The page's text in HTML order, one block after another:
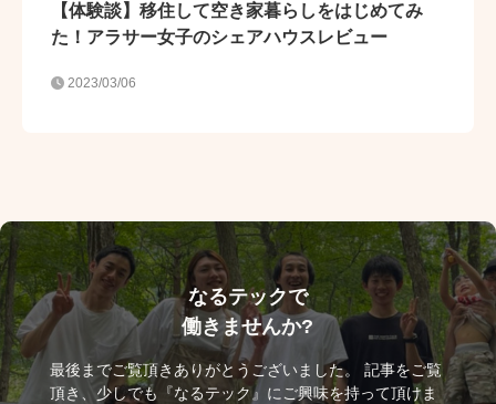
【体験談】移住して空き家暮らしをはじめてみ
た！アラサー女子のシェアハウスレビュー
2023/03/06
なるテックで
働きませんか?
最後までご覧頂きありがとうございました。 記事をご覧
頂き、少しでも『なるテック』にご興味を持って頂けま